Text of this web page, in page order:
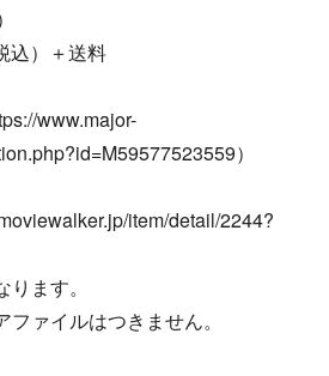
込）＋送料
www.major-
）
item/detail/2244?
ます。
ァイルはつきません。